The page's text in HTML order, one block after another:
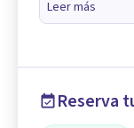
Leer más
Reserva